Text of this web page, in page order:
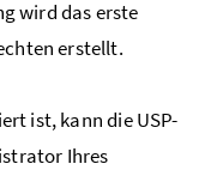
wird das erste
erstellt.
ist, kann dieUSP-
Ihres